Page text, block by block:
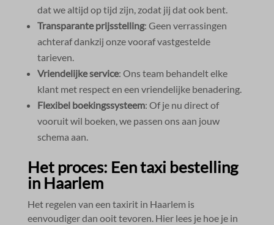
dat we altijd op tijd zijn, zodat jij dat ook bent.​
Transparante prijsstelling: Geen verrassingen
achteraf dankzij onze vooraf vastgestelde
tarieven.​
Vriendelijke service: Ons team behandelt elke
klant met respect en een vriendelijke benadering.​
Flexibel boekingssysteem: Of je nu direct of
vooruit wil boeken, we passen ons aan jouw
schema aan.​
Het proces: Een taxi bestelling
in Haarlem
Het regelen van een taxirit in Haarlem is
eenvoudiger dan ooit tevoren.​ Hier lees je hoe je in